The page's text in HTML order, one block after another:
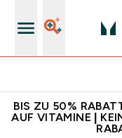
BIS ZU 50%
AUF VITAMINE |